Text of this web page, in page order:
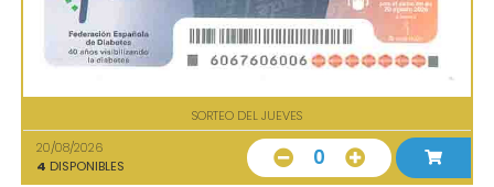
SORTEO DEL JUEVES
20/08/2026
4 DISPONIBLES 0